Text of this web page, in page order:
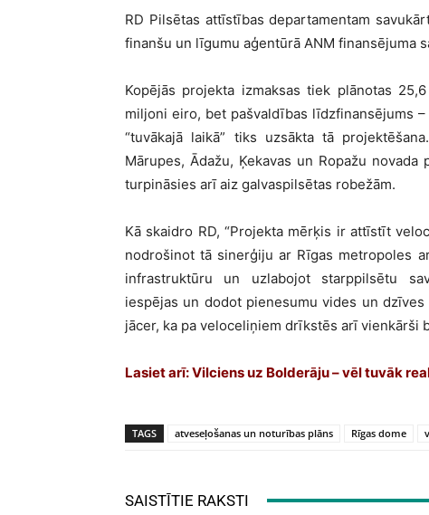
RD Pilsētas attīstības departamentam
finanšu un līgumu aģentūrā ANM finansējuma
Kopējās projekta izmaksas tiek plānotas
miljoni eiro, bet pašvaldības līdzfinansējums
“tuvākajā laikā” tiks uzsākta tā
Mārupes, Ādažu, Ķekavas un Ropažu
turpināsies arī aiz galvaspilsētas robežām.
Kā skaidro RD, “Projekta mērķis ir attīstīt
nodrošinot tā sinerģiju ar Rīgas metropoles
infrastruktūru un uzlabojot starppilsētu
iespējas un dodot pienesumu vides un
jācer, ka pa veloceliņiem drīkstēs arī vienkārši
Lasiet arī:Vilciens uz Bolderāju – vēl tuvāk
TAGS atveseļošanas un noturības plāns Rīgas dome
SAISTĪTIE RAKSTI